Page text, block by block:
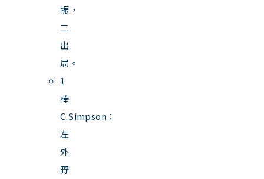
振，
二
出
局。
1
棒
C.Simpson：
左
外
野